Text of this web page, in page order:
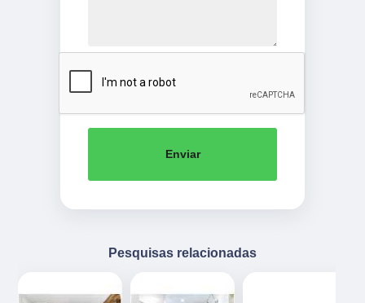
Enviar
Pesquisas relacionadas